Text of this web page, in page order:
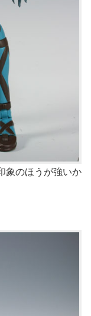
象のほうが強いか